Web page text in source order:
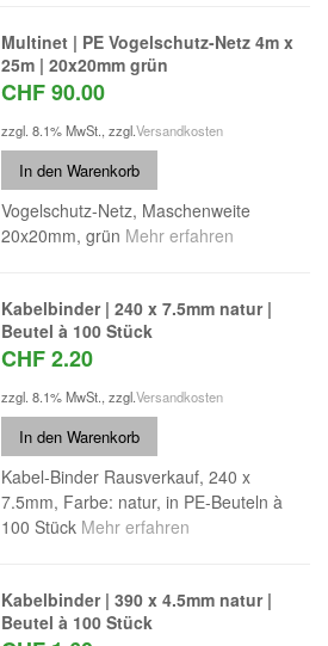
Multinet | PE Vogelschutz-Netz 4m x
25m | 20x20mm grün
CHF 90.00
zzgl. 8.1% MwSt.,zzgl.Versandkosten
In den Warenkorb
Vogelschutz-Netz, Maschenweite
20x20mm, grün Mehr erfahren
Kabelbinder | 240 x 7.5mm natur |
Beutel à 100 Stück
CHF 2.20
zzgl. 8.1% MwSt.,zzgl.Versandkosten
In den Warenkorb
Kabel-Binder Rausverkauf, 240 x
7.5mm, Farbe: natur, in PE-Beuteln à
100 Stück Mehr erfahren
Kabelbinder | 390 x 4.5mm natur |
Beutel à 100 Stück